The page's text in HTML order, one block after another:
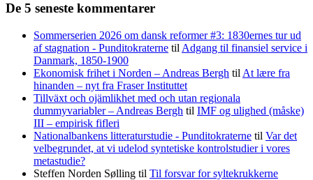
De 5 seneste kommentarer
Sommerserien 2026 om dansk reformer #3: 1830ernes tur ud
af stagnation - Punditokraterne til Adgang til finansiel service i
Danmark, 1850-1900
Ekonomisk frihet i Norden – Andreas Bergh til At lære fra
hinanden – nyt fra Fraser Instituttet
Tillväxt och ojämlikhet med och utan regionala
dummyvariabler – Andreas Bergh til IMF og ulighed (måske)
III – empirisk fifleri
Nationalbankens litteraturstudie - Punditokraterne til Var det
velbegrundet, at vi udelod syntetiske kontrolstudier i vores
metastudie?
Steffen Norden Sølling til Til forsvar for syltekrukkerne